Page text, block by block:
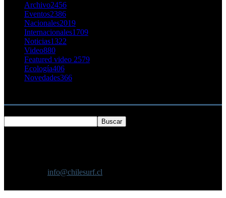
Archivo2456
Eventos2386
Nacionales2019
Internacionales1709
Noticias1322
Video880
Featured video 2579
Ecología406
Novedades366
info@chilesurf.cl